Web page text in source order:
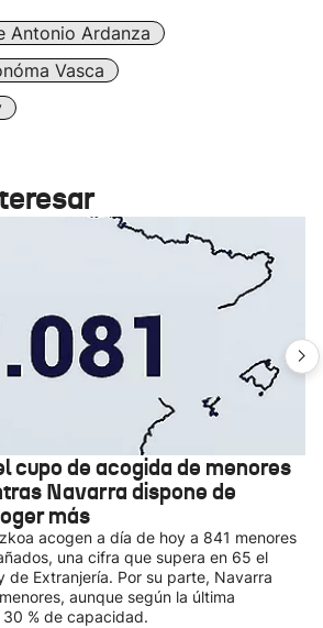
Antonio Ardanza
Vasca
cupo de acogida de menores
Navarra dispone de
más
acogen a día de hoy a 841 menores
una cifra que supera en 65 el
de Extranjería. Por su parte, Navarra
aunque según la última
% de capacidad.